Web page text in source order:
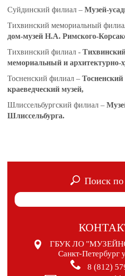
Суйдинский филиал – Музей-
Тихвинский мемориальный
дом-музей Н.А. Римского-
Тихвинский филиал -
мемориальный и архитектурно-
Тосненский филиал –
краеведческий музей,
Шлиссельбургский филиал –
Шлиссельбурга.
Поиск по
ГБУК ЛО
Санкт-Петербург
8 (812)